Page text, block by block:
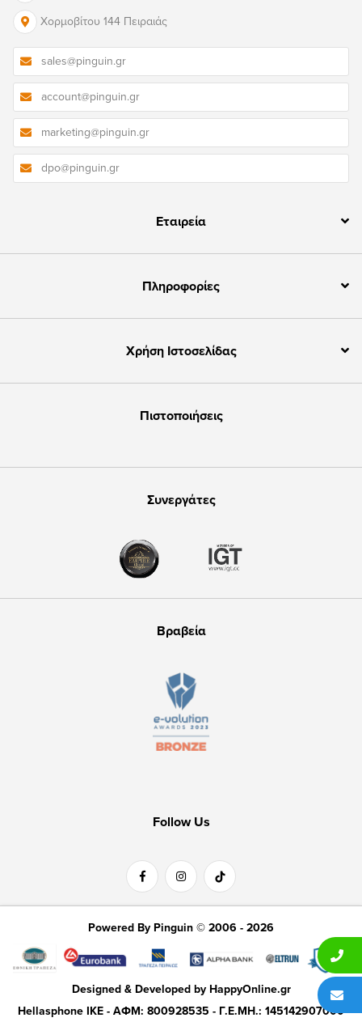
Χορμοβίτου 144 Πειραιάς
sales@pinguin.gr
account@pinguin.gr
marketing@pinguin.gr
dpo@pinguin.gr
Εταιρεία
Πληροφορίες
Χρήση Ιστοσελίδας
Πιστοποιήσεις
Συνεργάτες
Βραβεία
Follow Us
Powered By Pinguin © 2006 - 2026
Designed & Developed by HappyOnline.gr
Hellasphone IKE - ΑΦΜ: 800928535 - Γ.Ε.ΜΗ.: 145142907000